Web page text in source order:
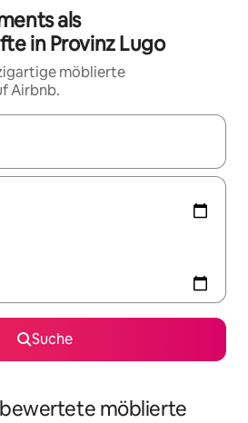
als
in Provinz Lugo
möblierte
Airbnb.
sind, navigiere mit den
Suche
bewertete möblierte